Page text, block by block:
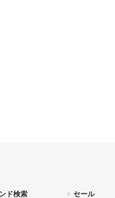
ド検索 セール